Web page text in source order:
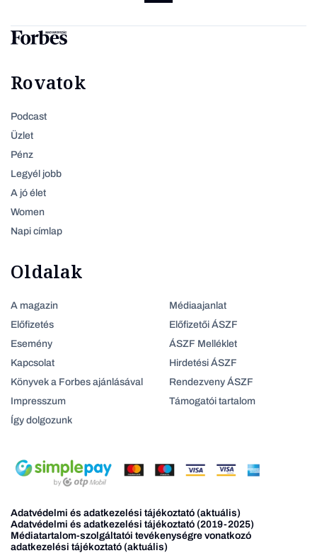
Rovatok
Podcast
Üzlet
Pénz
Legyél jobb
A jó élet
Women
Napi címlap
Oldalak
A magazin
Előfizetés
Esemény
Kapcsolat
Könyvek a Forbes ajánlásával
Impresszum
Így dolgozunk
Médiaajanlat
Előfizetői ÁSZF
ÁSZF Melléklet
Hirdetési ÁSZF
Rendezveny ÁSZF
Támogatói tartalom
Adatvédelmi és adatkezelési tájékoztató (aktuális)
Adatvédelmi és adatkezelési tájékoztató (2019-2025)
Médiatartalom-szolgáltatói tevékenységre vonatkozó
adatkezelési tájékoztató (aktuális)